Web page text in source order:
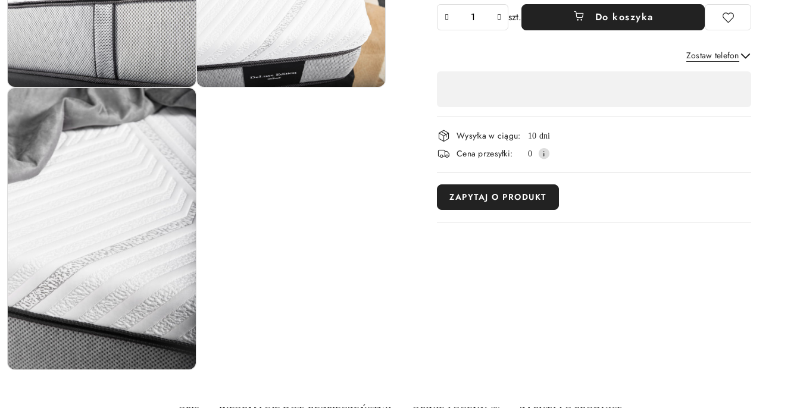
szt. Do koszyka
Zostaw telefon
płatność
i
dostawa
Wysyłka w ciągu: 10 dni
Cena przesyłki: 0
ZAPYTAJ O PRODUKT